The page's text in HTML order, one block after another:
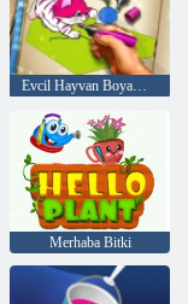
Evcil Hayvan Boyama Kitabı
Merhaba Bitki